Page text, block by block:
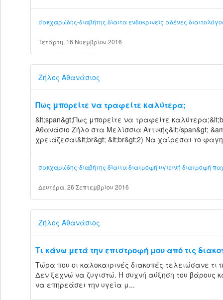
σακχαρώδης-διαβήτης δίαιτα ενδοκρινείς αδένες
Τετάρτη, 16 Νοεμβρίου 2016
Ζήλος Αθανάσιος
Πως μπορείτε να τραφείτε καλύτερα;
&lt;span&gt;Πως μπορείτε να τραφείτε
Αθανάσιο Ζήλο στα Μελίσσια Αττικής&lt;/span&gt;
χρειάζεσαι&lt;br&gt; &lt;br&gt;2) Να χαίρεσαι το
σακχαρώδης-διαβήτης δίαιταδιατροφή υγιεινή διατροφή
Δευτέρα, 26 Σεπτεμβρίου 2016
Ζήλος Αθανάσιος
Τι κάνω μετά την επιστροφή μου από τις
Τώρα που οι καλοκαιρινές διακοπές τελειώσανε τι
Δεν ξεχνώ να ζυγιστώ. Η συχνή αύξηση του βάρους
να επηρεάσει την υγεία μ...